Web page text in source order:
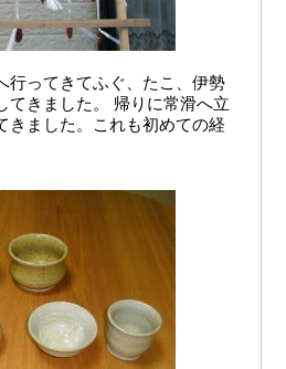
行ってきてふぐ、たこ、伊勢
てきました。 帰りに常滑へ立
きました。これも初めての経